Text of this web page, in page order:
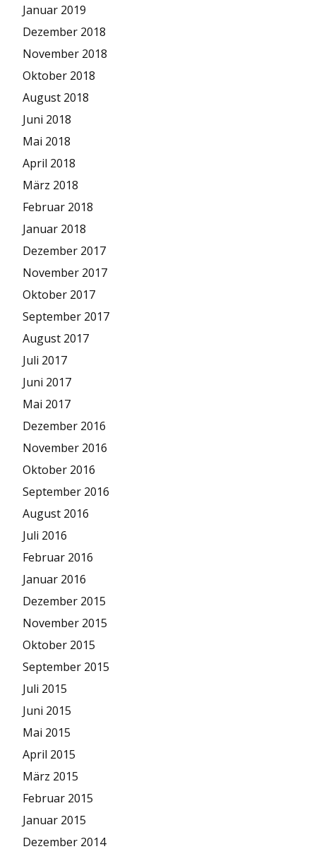
Januar 2019
Dezember 2018
November 2018
Oktober 2018
August 2018
Juni 2018
Mai 2018
April 2018
März 2018
Februar 2018
Januar 2018
Dezember 2017
November 2017
Oktober 2017
September 2017
August 2017
Juli 2017
Juni 2017
Mai 2017
Dezember 2016
November 2016
Oktober 2016
September 2016
August 2016
Juli 2016
Februar 2016
Januar 2016
Dezember 2015
November 2015
Oktober 2015
September 2015
Juli 2015
Juni 2015
Mai 2015
April 2015
März 2015
Februar 2015
Januar 2015
Dezember 2014